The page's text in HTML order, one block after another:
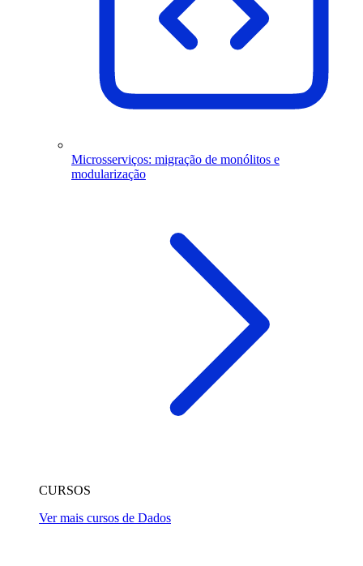
Microsserviços: migração de monólitos e
modularização
CURSOS
Ver mais cursos de Dados